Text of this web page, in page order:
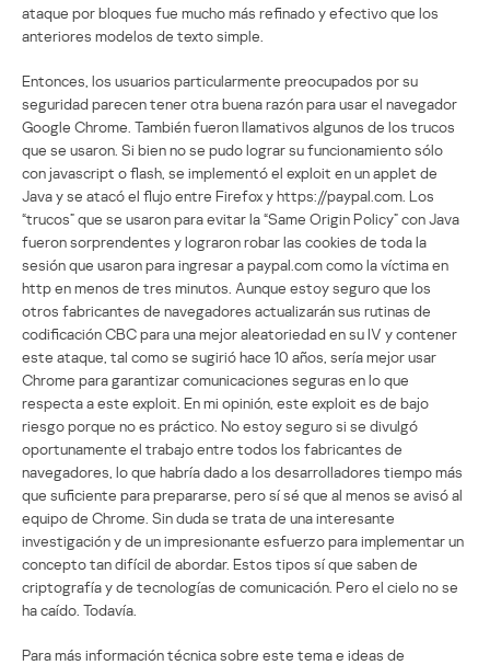
ataque por bloques fue mucho más refinado y efectivo que los
anteriores modelos de texto simple.
Entonces, los usuarios particularmente preocupados por su
seguridad parecen tener otra buena razón para usar el navegador
Google Chrome. También fueron llamativos algunos de los trucos
que se usaron. Si bien no se pudo lograr su funcionamiento sólo
con javascript o flash, se implementó el exploit en un applet de
Java y se atacó el flujo entre Firefox y https://paypal.com. Los
“trucos” que se usaron para evitar la “Same Origin Policy” con Java
fueron sorprendentes y lograron robar las cookies de toda la
sesión que usaron para ingresar a paypal.com como la víctima en
http en menos de tres minutos. Aunque estoy seguro que los
otros fabricantes de navegadores actualizarán sus rutinas de
codificación CBC para una mejor aleatoriedad en su IV y contener
este ataque, tal como se sugirió hace 10 años, sería mejor usar
Chrome para garantizar comunicaciones seguras en lo que
respecta a este exploit. En mi opinión, este exploit es de bajo
riesgo porque no es práctico. No estoy seguro si se divulgó
oportunamente el trabajo entre todos los fabricantes de
navegadores, lo que habría dado a los desarrolladores tiempo más
que suficiente para prepararse, pero sí sé que al menos se avisó al
equipo de Chrome. Sin duda se trata de una interesante
investigación y de un impresionante esfuerzo para implementar un
concepto tan difícil de abordar. Estos tipos sí que saben de
criptografía y de tecnologías de comunicación. Pero el cielo no se
ha caído. Todavía.
Para más información técnica sobre este tema e ideas de